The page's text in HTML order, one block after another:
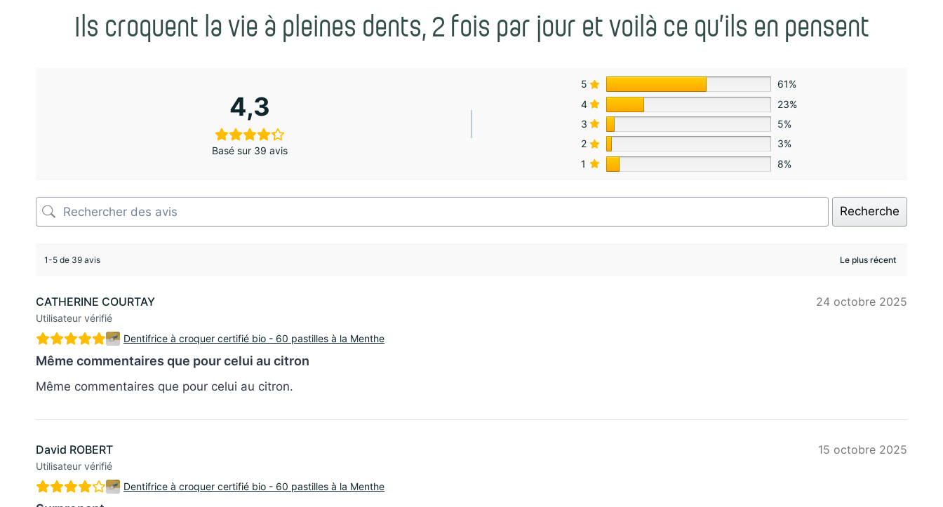
Ils croquent la vie à pleines dents, 2 fois par jour et voilà ce qu’ils en pensent
4,3
Basé sur 39 avis
5
61%
4
23%
3
5%
2
3%
1
8%
Recherche
1-5 de 39 avis
CATHERINE COURTAY
Utilisateur vérifié
24 octobre 2025
Dentifrice à croquer certifié bio - 60 pastilles à la Menthe
Même commentaires que pour celui au citron
Même commentaires que pour celui au citron.
David ROBERT
Utilisateur vérifié
15 octobre 2025
Dentifrice à croquer certifié bio - 60 pastilles à la Menthe